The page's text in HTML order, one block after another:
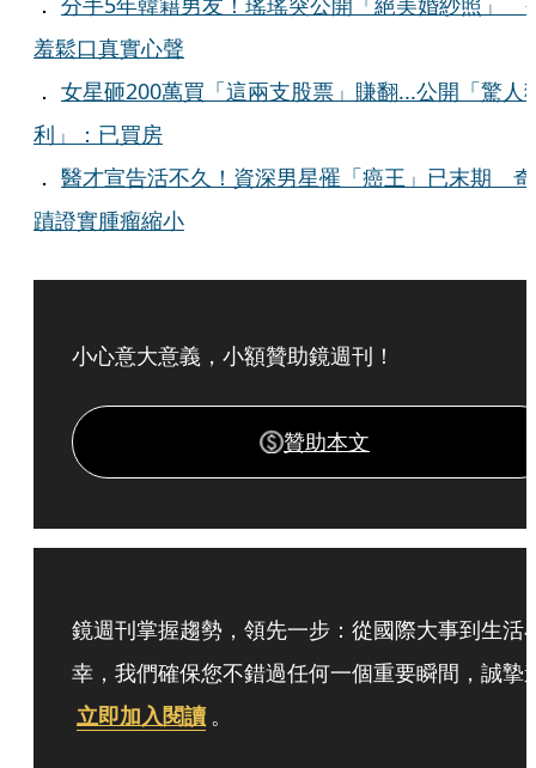
羞鬆口真實心聲
． 女星砸200萬買「這兩支股票」賺翻...公開「驚人
利」：已買房
． 醫才宣告活不久！資深男星罹「癌王」已末期 奇
蹟證實腫瘤縮小
小心意大意義，小額贊助鏡週刊！
贊助本文
鏡週刊掌握趨勢，領先一步：從國際大事到生活
幸，我們確保您不錯過任何一個重要瞬間，誠摯
立即加入閱讀 。